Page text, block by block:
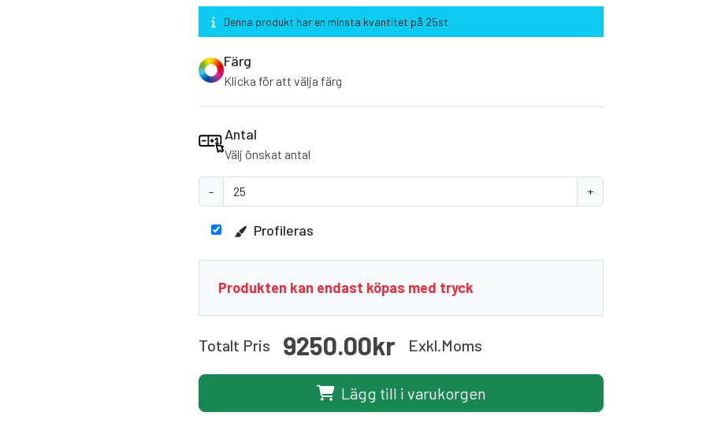
Denna produkt har en minsta kvantitet på 25st
Färg
Klicka för att välja färg
Antal
Välj önskat antal
- +
Profileras
Produkten kan endast köpas med tryck
Totalt Pris 9250.00kr Exkl.moms
Lägg till i varukorgen